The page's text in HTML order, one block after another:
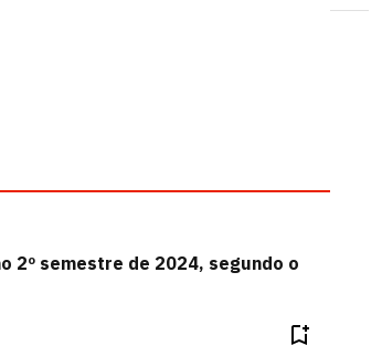
2º semestre de 2024, segundo o